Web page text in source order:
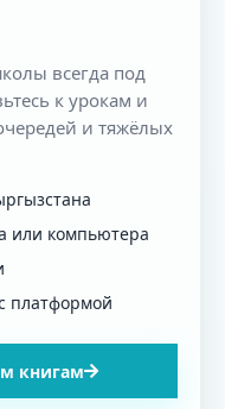
всегда под
к урокам и
и тяжёлых
или компьютера
платформой
книгам